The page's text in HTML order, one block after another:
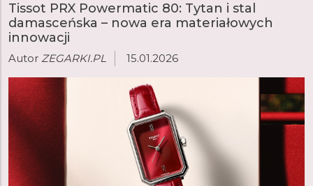
Tissot PRX Powermatic 80: Tytan i stal
damasceńska – nowa era materiałowych
innowacji
Autor ZEGARKI.PL 15.01.2026